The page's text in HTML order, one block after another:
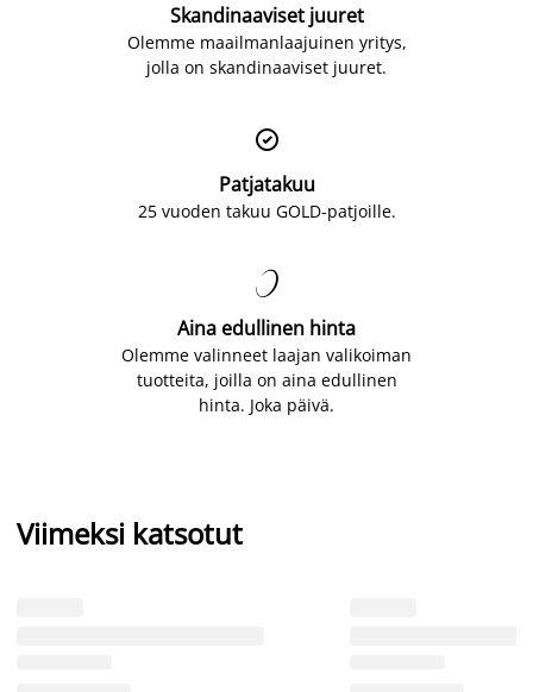
Skandinaaviset juuret
Olemme maailmanlaajuinen yritys,
jolla on skandinaaviset juuret.

Patjatakuu
25 vuoden takuu GOLD-patjoille.

Aina edullinen hinta
Olemme valinneet laajan valikoiman
tuotteita, joilla on aina edullinen
hinta. Joka päivä.
Viimeksi katsotut